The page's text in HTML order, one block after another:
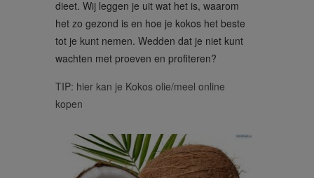
dieet. Wij leggen je uit wat het is, waarom
het zo gezond is en hoe je kokos het beste
tot je kunt nemen. Wedden dat je niet kunt
wachten met proeven en profiteren?
TIP: hier kan je Kokos olie/meel online
kopen